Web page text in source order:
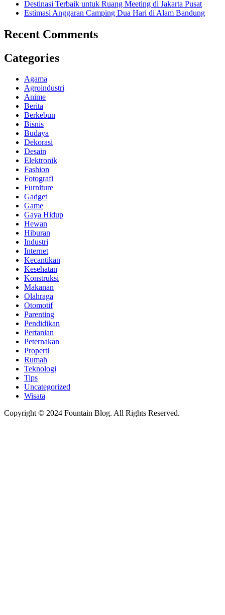
Destinasi Terbaik untuk Ruang Meeting di Jakarta Pusat
Estimasi Anggaran Camping Dua Hari di Alam Bandung
Recent Comments
Categories
Agama
Agroindustri
Anime
Berita
Berkebun
Bisnis
Budaya
Dekorasi
Desain
Elektronik
Fashion
Fotografi
Furniture
Gadget
Game
Gaya Hidup
Hewan
Hiburan
Industri
Internet
Kecantikan
Kesehatan
Konstruksi
Makanan
Olahraga
Otomotif
Parenting
Pendidikan
Pertanian
Peternakan
Properti
Rumah
Teknologi
Tips
Uncategorized
Wisata
Copyright © 2024 Fountain Blog. All Rights Reserved.